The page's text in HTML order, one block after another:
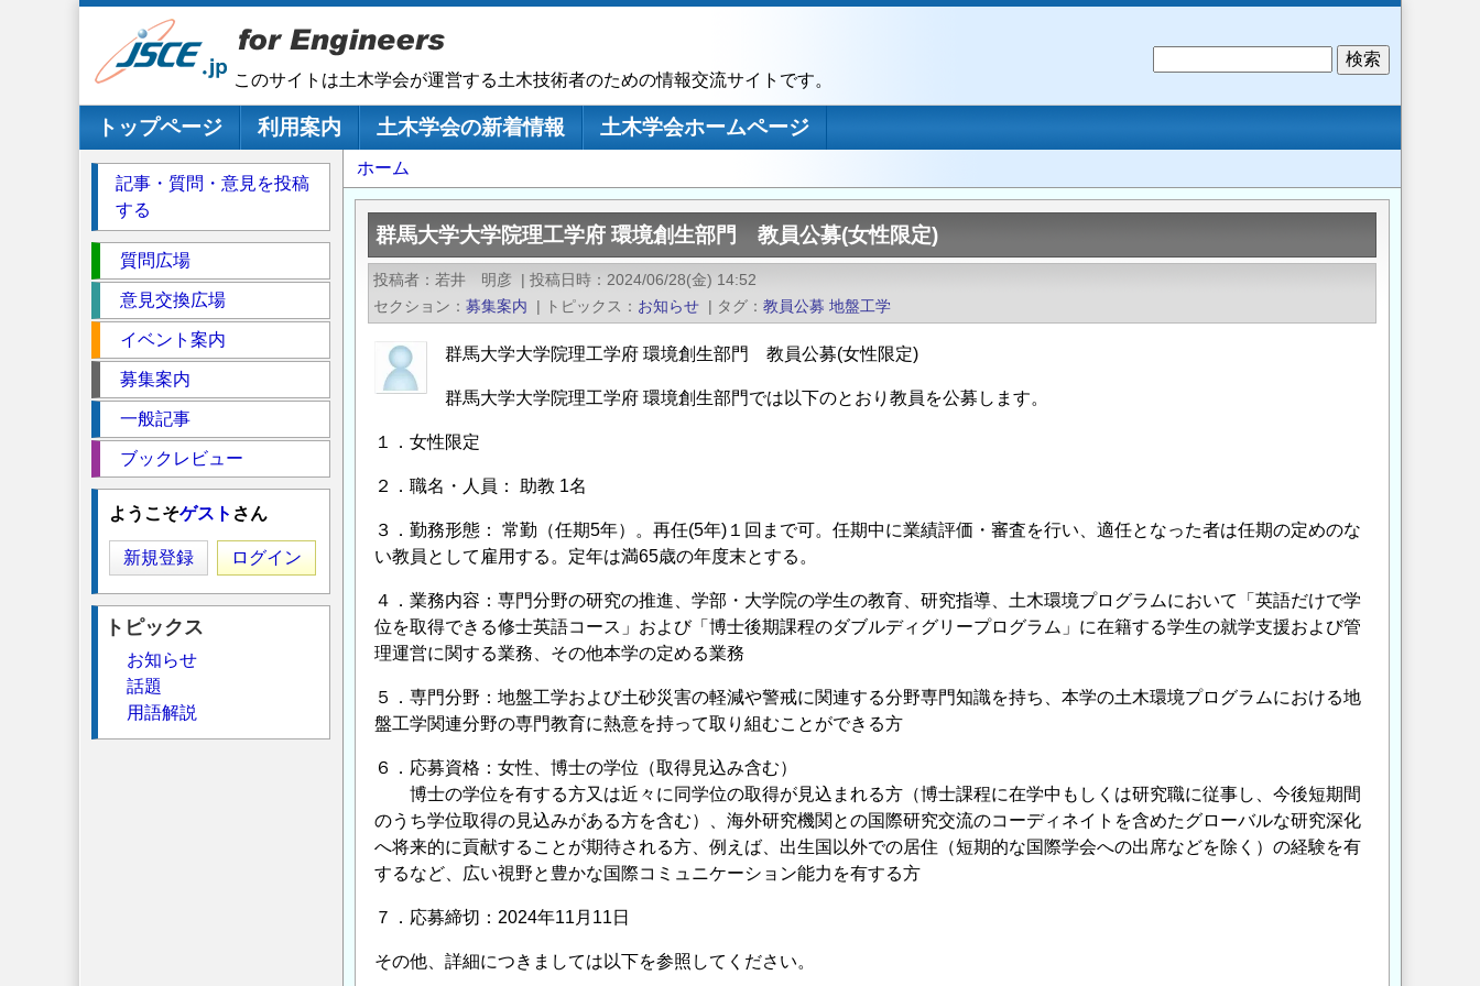
このサイトは土木学会が運営する土木技術者のための情報交流サイトです。
メインナビゲーション
トップページ 利用案内 土木学会の新着情報
土木学会ホームページ
パ
ン
く
ず
ホーム
群馬大学大学院理工学府 環境創生部門 教員公募(女性限定)
投稿者 若井 明彦 | 投稿日時
2024/06/28(金) 14:52
セクション
募集案内 | トピックス お知らせ | タグ 教員公募 地盤工学
群馬大学大学院理工学府 環境創生部門 教員公募(女性限定)
群馬大学大学院理工学府 環境創生部門では以下のとおり教員を公募します。
１．女性限定
２．職名・人員： 助教 1名
３．勤務形態： 常勤（任期5年）。再任(5年)１回まで可。任期中に業績評価・審査を行い、適任となった者は任期の定めのな
い教員として雇用する。定年は満65歳の年度末とする。
４．業務内容：専門分野の研究の推進、学部・大学院の学生の教育、研究指導、土木環境プログラムにおいて「英語だけで学
位を取得できる修士英語コース」および「博士後期課程のダブルディグリープログラム」に在籍する学生の就学支援および管
理運営に関する業務、その他本学の定める業務
５．専門分野：地盤工学および土砂災害の軽減や警戒に関連する分野専門知識を持ち、本学の土木環境プログラムにおける地
盤工学関連分野の専門教育に熱意を持って取り組むことができる方
６．応募資格：女性、博士の学位（取得見込み含む）
博士の学位を有する方又は近々に同学位の取得が見込まれる方（博士課程に在学中もしくは研究職に従事し、今後短期間
のうち学位取得の見込みがある方を含む）、海外研究機関との国際研究交流のコーディネイトを含めたグローバルな研究深化
へ将来的に貢献することが期待される方、例えば、出生国以外での居住（短期的な国際学会への出席などを除く）の経験を有
するなど、広い視野と豊かな国際コミュニケーション能力を有する方
７．応募締切：2024年11月11日
その他、詳細につきましては以下を参照してください。
記事・質問・意見を投稿
する
ク
シ
質問広場
意見交換広場
イベント案内
募集案内
一般記事
ブックレビュー
ようこそゲスト さん
新規登録 ログイン
トピックス
お知らせ
話題
用語解説